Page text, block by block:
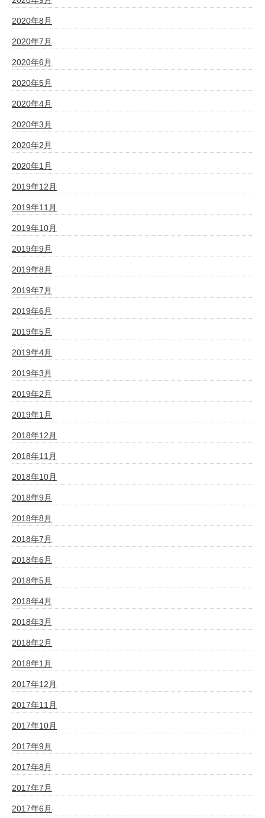
2020年8月
2020年7月
2020年6月
2020年5月
2020年4月
2020年3月
2020年2月
2020年1月
2019年12月
2019年11月
2019年10月
2019年9月
2019年8月
2019年7月
2019年6月
2019年5月
2019年4月
2019年3月
2019年2月
2019年1月
2018年12月
2018年11月
2018年10月
2018年9月
2018年8月
2018年7月
2018年6月
2018年5月
2018年4月
2018年3月
2018年2月
2018年1月
2017年12月
2017年11月
2017年10月
2017年9月
2017年8月
2017年7月
2017年6月